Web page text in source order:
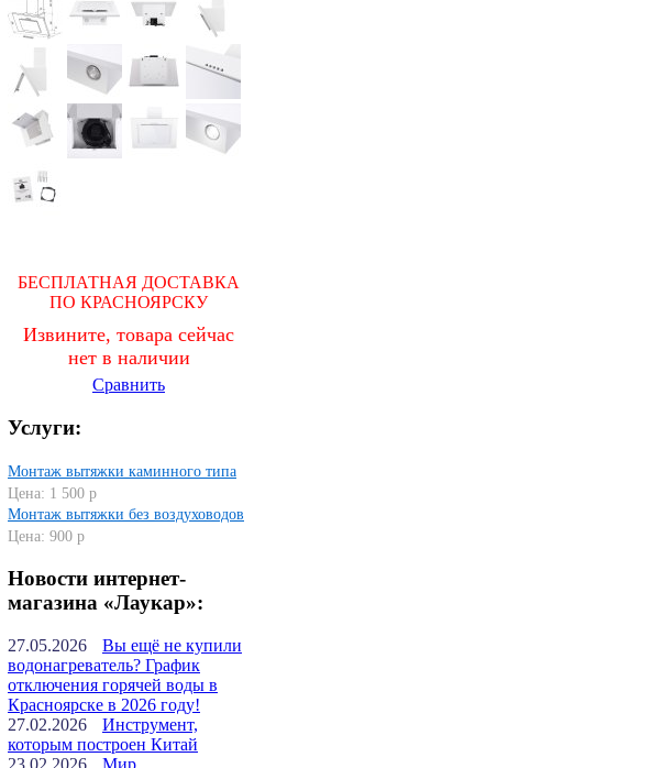
БЕСПЛАТНАЯ ДОСТАВКА
ПО КРАСНОЯРСКУ
Извините, товара сейчас
нет в наличии
Сравнить
Услуги:
Монтаж вытяжки каминного типа
Цена: 1 500 р
Монтаж вытяжки без воздуховодов
Цена: 900 р
Новости интернет-
магазина «Лаукар»:
27.05.2026
Вы ещё не купили
водонагреватель? График
отключения горячей воды в
Красноярске в 2026 году!
27.02.2026
Инструмент,
которым построен Китай
23.02.2026
Мир